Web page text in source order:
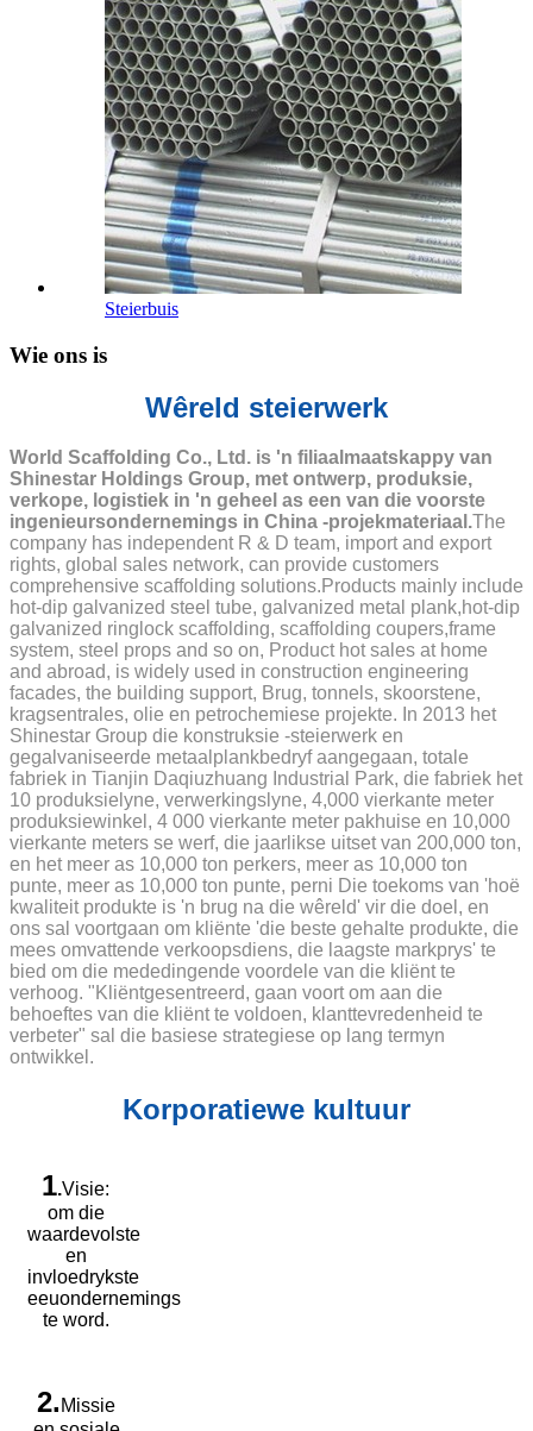
Steierbuis
Wie ons is
Wêreld steierwerk
World Scaffolding Co., Ltd. is 'n filiaalmaatskappy van
Shinestar Holdings Group, met ontwerp, produksie,
verkope, logistiek in 'n geheel as een van die voorste
ingenieursondernemings in China -projekmateriaal.The
company has independent R & D team, import and export
rights, global sales network, can provide customers
comprehensive scaffolding solutions.Products mainly include
hot-dip galvanized steel tube, galvanized metal plank,hot-dip
galvanized ringlock scaffolding, scaffolding coupers,frame
system, steel props and so on, Product hot sales at home
and abroad, is widely used in construction engineering
facades, the building support, Brug, tonnels, skoorstene,
kragsentrales, olie en petrochemiese projekte. In 2013 het
Shinestar Group die konstruksie -steierwerk en
gegalvaniseerde metaalplankbedryf aangegaan, totale
fabriek in Tianjin Daqiuzhuang Industrial Park, die fabriek het
10 produksielyne, verwerkingslyne, 4,000 vierkante meter
produksiewinkel, 4 000 vierkante meter pakhuise en 10,000
vierkante meters se werf, die jaarlikse uitset van 200,000 ton,
en het meer as 10,000 ton perkers, meer as 10,000 ton
punte, meer as 10,000 ton punte, perni Die toekoms van 'hoë
kwaliteit produkte is 'n brug na die wêreld' vir die doel, en
ons sal voortgaan om kliënte 'die beste gehalte produkte, die
mees omvattende verkoopsdiens, die laagste markprys' te
bied om die mededingende voordele van die kliënt te
verhoog. "Kliëntgesentreerd, gaan voort om aan die
behoeftes van die kliënt te voldoen, klanttevredenheid te
verbeter" sal die basiese strategiese op lang termyn
ontwikkel.
Korporatiewe kultuur
1.Visie:
om die
waardevolste
en
invloedrykste
eeuondernemings
te word.
2. Missie